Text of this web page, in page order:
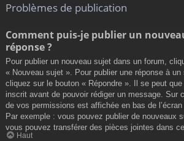
Problèmes de publication
Comment puis-je publier un
réponse ?
Pour publier un nouveau sujet dans un forum,
« Nouveau sujet ». Pour publier une réponse à un
cliquez sur le bouton « Répondre ». Il se peut
inscrit avant de pouvoir rédiger un message. Sur
de vos permissions est affichée en bas de
Par exemple : vous pouvez publier de nouveaux
vous pouvez transférer des pièces jointes dans
Haut